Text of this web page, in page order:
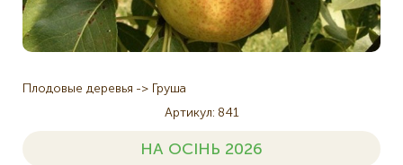
Плодовые деревья
Груша
Артикул 841
НА ОСІНЬ 2026